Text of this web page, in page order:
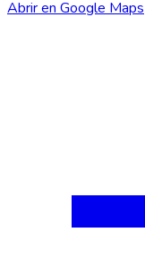
Abrir en Google Maps